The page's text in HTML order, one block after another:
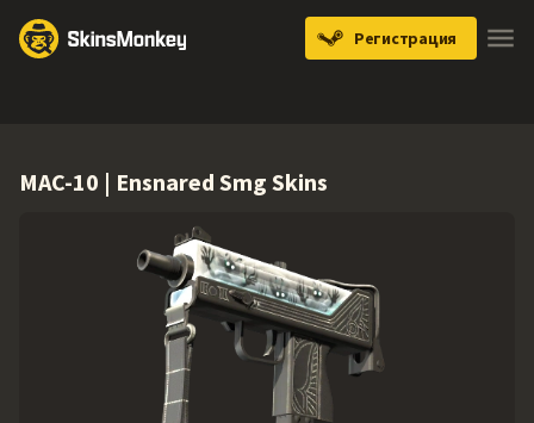
Регистрация
MAC-10 | Ensnared Smg Skins